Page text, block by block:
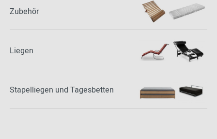
Zubehör
Liegen
Stapelliegen und Tagesbetten